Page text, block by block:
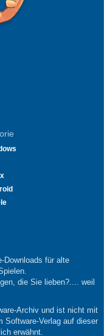
Downloads für alte
die Sie lieben?.... weil
Archiv und ist nicht mit
Software-Verlag auf dieser
erwähnt.